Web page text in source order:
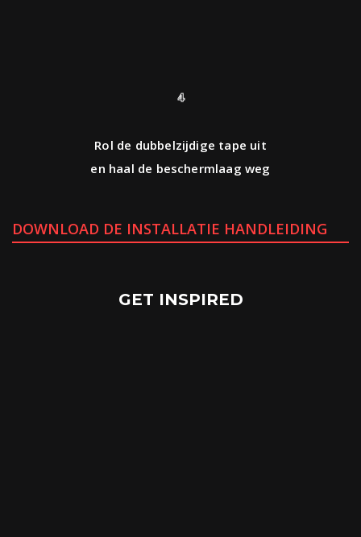
Rol de dubbelzijdige tape uit
en haal de beschermlaag weg
4
DOWNLOAD DE INSTALLATIE HANDLEIDING
GET INSPIRED